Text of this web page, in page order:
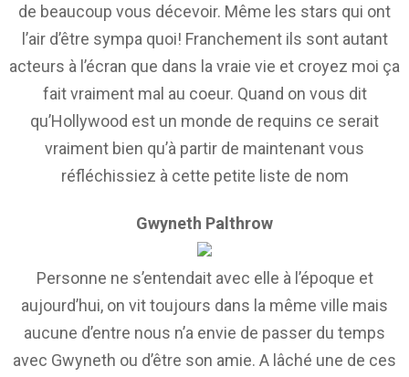
de beaucoup vous décevoir. Même les stars qui ont
l’air d’être sympa quoi! Franchement ils sont autant
acteurs à l’écran que dans la vraie vie et croyez moi ça
fait vraiment mal au coeur. Quand on vous dit
qu’Hollywood est un monde de requins ce serait
vraiment bien qu’à partir de maintenant vous
réfléchissiez à cette petite liste de nom
Gwyneth Palthrow
Personne ne s’entendait avec elle à l’époque et
aujourd’hui, on vit toujours dans la même ville mais
aucune d’entre nous n’a envie de passer du temps
avec Gwyneth ou d’être son amie. A lâché une de ces